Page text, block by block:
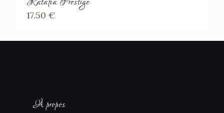
17.50 €
À propos